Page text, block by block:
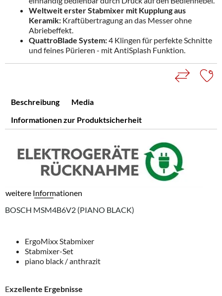
Weltweit erster Stabmixer mit Kupplung aus
Keramik: Kraftübertragung an das Messer ohne
Abriebeffekt.
QuattroBlade System:4 Klingen für perfekte Schnitte
und feines Pürieren - mit AntiSplash Funktion.
Beschreibung
Media
Informationen zur Produktsicherheit
weitere Informationen
BOSCH MSM4B6V2 (PIANO BLACK)
ErgoMixx Stabmixer
Stabmixer-Set
piano black / anthrazit
Exzellente Ergebnisse